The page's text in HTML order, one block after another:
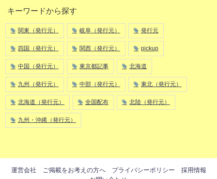
キーワードから探す
関東（発行元） 岐阜（発行元） 発行元
四国（発行元） 関西（発行元） pickup
中国（発行元） 東京都記事 北海道
九州（発行元） 中部（発行元） 東北（発行元）
北海道（発行元） 全国配布 北陸（発行元）
九州・沖縄（発行元）
運営会社 ご掲載をお考えの方へ プライバシーポリシー
採用情報